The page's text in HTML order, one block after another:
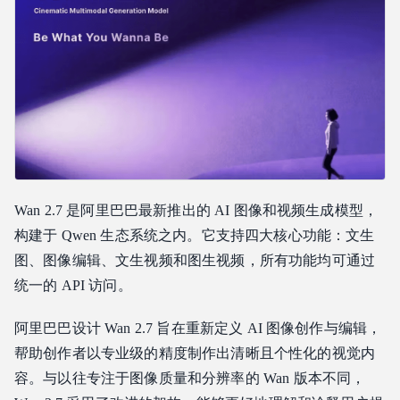
为什么要在 Atlas Cloud 上运行 Wan 2.7？
如何在 Atlas Cloud 上使用 Wan 2.7：分步指南
第一步 — 创建 Atlas Cloud 账户
第二步 — 找到 Wan 2.7 模型
第四步 — 配置输出设置
第五步 — 生成、检查与精炼
第六步 — 通过 Atlas Cloud API 集成
Wan 2.7 是阿里巴巴最新推出的 AI 图像和视频生成模型，
构建于 Qwen 生态系统之内。它支持四大核心功能：文生
图、图像编辑、文生视频和图生视频，所有功能均可通过
统一的 API 访问。
阿里巴巴设计 Wan 2.7 旨在重新定义 AI 图像创作与编辑，
帮助创作者以专业级的精度制作出清晰且个性化的视觉内
容。与以往专注于图像质量和分辨率的 Wan 版本不同，